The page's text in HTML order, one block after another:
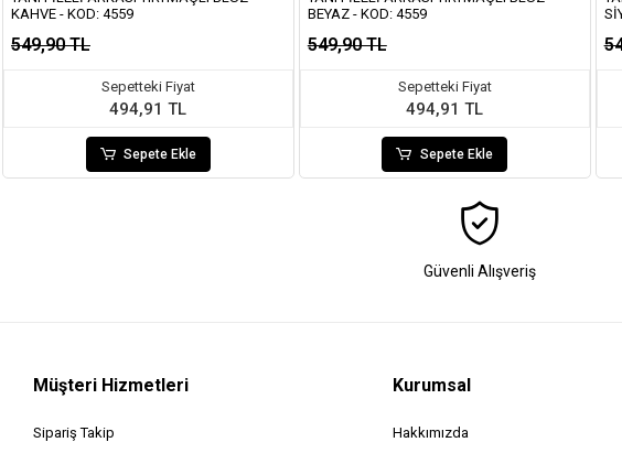
KAHVE - KOD: 4559
549,90 TL
Sepetteki Fiyat
494,91 TL
Sepete Ekle
BEYAZ - KOD: 4559
549,90 TL
Sepetteki Fiyat
494,91 TL
Sepete Ekle
Güvenli Alışveriş
Müşteri Hizmetleri
Sipariş Takip
Kurumsal
Hakkımızda